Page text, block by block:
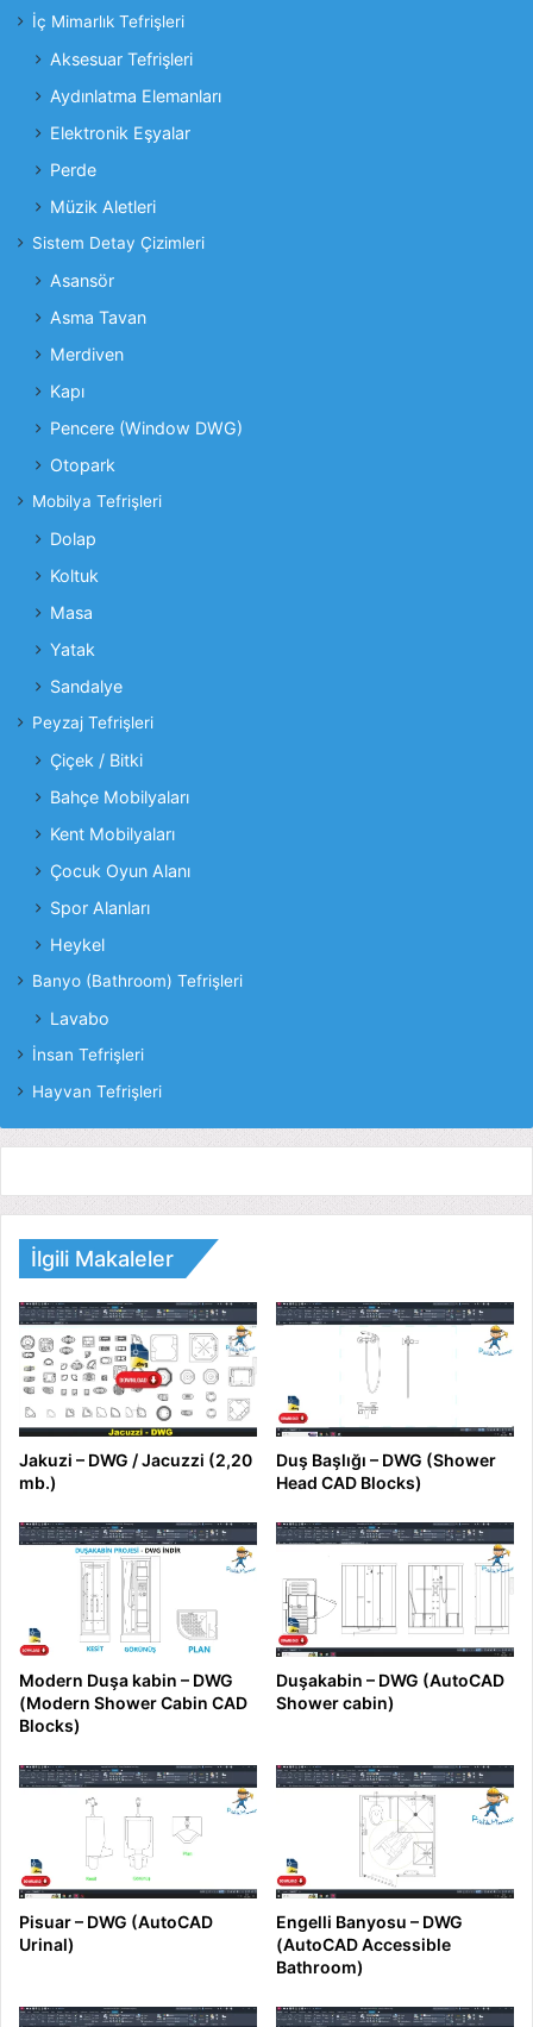
İç Mimarlık Tefrişleri
Aksesuar Tefrişleri
Aydınlatma Elemanları
Elektronik Eşyalar
Perde
Müzik Aletleri
Sistem Detay Çizimleri
Asansör
Asma Tavan
Merdiven
Kapı
Pencere (Window DWG)
Otopark
Mobilya Tefrişleri
Dolap
Koltuk
Masa
Yatak
Sandalye
Peyzaj Tefrişleri
Çiçek / Bitki
Bahçe Mobilyaları
Kent Mobilyaları
Çocuk Oyun Alanı
Spor Alanları
Heykel
Banyo (Bathroom) Tefrişleri
Lavabo
İnsan Tefrişleri
Hayvan Tefrişleri
İlgili Makaleler
Jakuzi – DWG / Jacuzzi (2,20
mb.)
Duş Başlığı – DWG (Shower
Head CAD Blocks)
Modern Duşa kabin – DWG
(Modern Shower Cabin CAD
Blocks)
Duşakabin – DWG (AutoCAD
Shower cabin)
Pisuar – DWG (AutoCAD
Urinal)
Engelli Banyosu – DWG
(AutoCAD Accessible
Bathroom)